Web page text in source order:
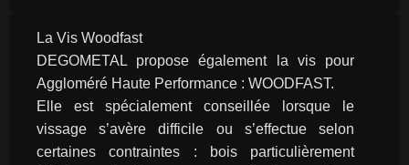
La Vis Woodfast
DEGOMETAL propose également la vis pour
Aggloméré Haute Performance : WOODFAST.
Elle est spécialement conseillée lorsque le
vissage s’avère difficile ou s’effectue selon
certaines contraintes : bois particulièrement